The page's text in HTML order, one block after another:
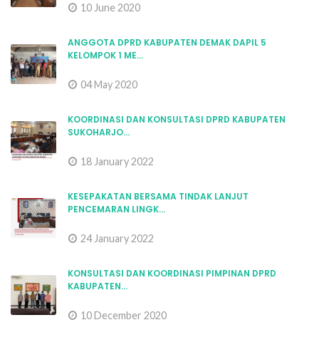
10 June 2020
ANGGOTA DPRD KABUPATEN DEMAK DAPIL 5
KELOMPOK 1 ME...
04 May 2020
KOORDINASI DAN KONSULTASI DPRD KABUPATEN
SUKOHARJO...
18 January 2022
KESEPAKATAN BERSAMA TINDAK LANJUT
PENCEMARAN LINGK...
24 January 2022
KONSULTASI DAN KOORDINASI PIMPINAN DPRD
KABUPATEN...
10 December 2020